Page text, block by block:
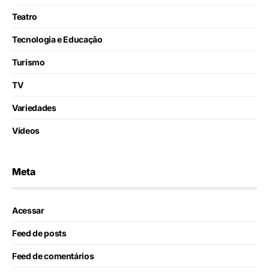
Teatro
Tecnologia e Educação
Turismo
TV
Variedades
Vídeos
Meta
Acessar
Feed de posts
Feed de comentários